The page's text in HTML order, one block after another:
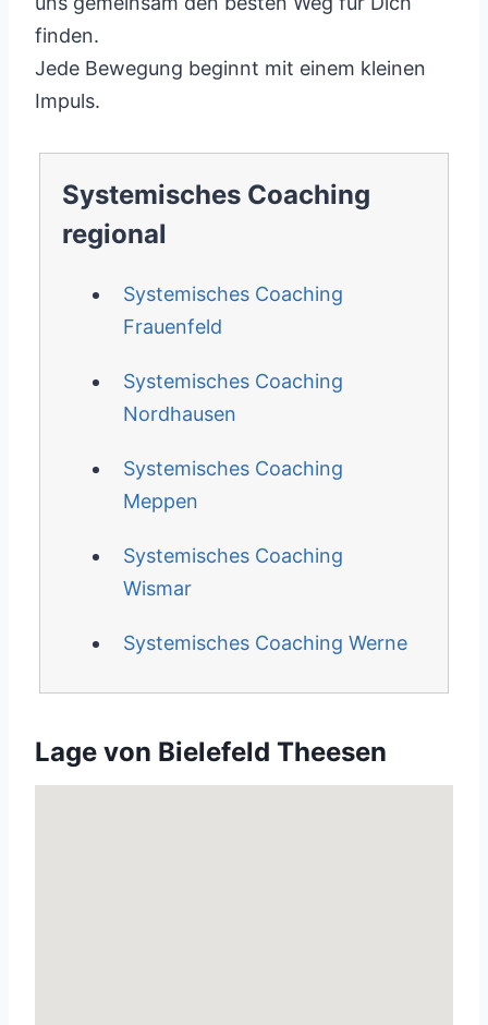
finden.
Jede Bewegung beginnt mit einem kleinen
Impuls.
Systemisches Coaching
regional
Systemisches Coaching
Frauenfeld
Systemisches Coaching
Nordhausen
Systemisches Coaching
Meppen
Systemisches Coaching
Wismar
Systemisches Coaching Werne
Lage von Bielefeld Theesen